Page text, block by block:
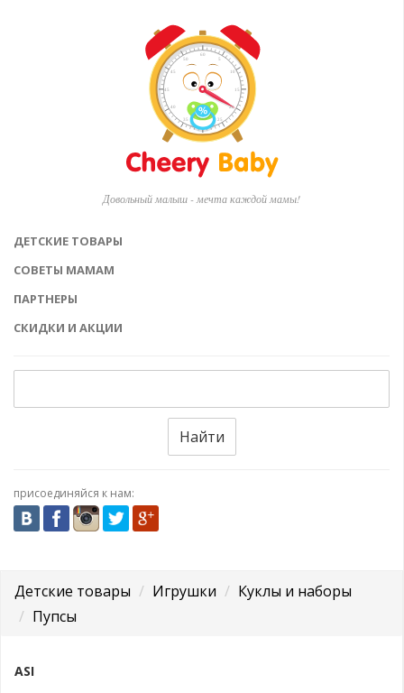
Довольный малыш - мечта каждой мамы!
ДЕТСКИЕ ТОВАРЫ
СОВЕТЫ МАМАМ
ПАРТНЕРЫ
СКИДКИ И АКЦИИ
Найти
присоединяйся к нам:
Детские товары Игрушки
Куклы и наборы
Пупсы
ASI